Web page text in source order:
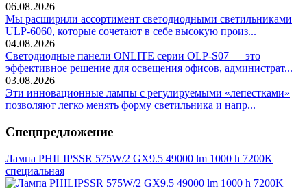
06.08.2026
Мы расширили ассортимент светодиодными светильниками
ULP-6060, которые сочетают в себе высокую произ...
04.08.2026
Светодиодные панели ONLITE серии OLP-S07 — это
эффективное решение для освещения офисов, администрат...
03.08.2026
Эти инновационные лампы с регулируемыми «лепестками»
позволяют легко менять форму светильника и напр...
Спецпредложение
Лампа PHILIPSSR 575W/2 GX9.5 49000 lm 1000 h 7200K
специальная